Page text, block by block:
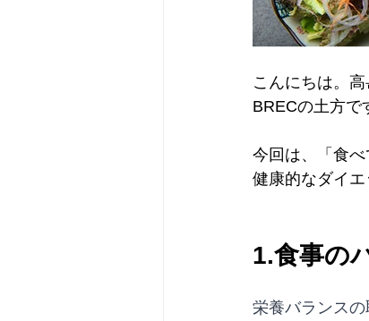
こんにちは。
BRECの土方で
今回は、「食べ
健康的なダイエ
1.食事の
栄養バランスの